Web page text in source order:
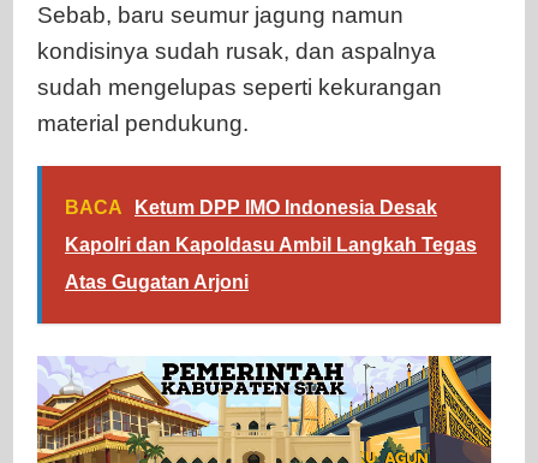
Sebab, baru seumur jagung namun
kondisinya sudah rusak, dan aspalnya
sudah mengelupas seperti kekurangan
material pendukung.
BACA
Ketum DPP IMO Indonesia Desak
Kapolri dan Kapoldasu Ambil Langkah Tegas
Atas Gugatan Arjoni